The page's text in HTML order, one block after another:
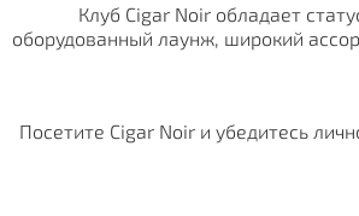
Клуб Cigar Noir обладает
оборудованный лаунж, широкий
Посетите Cigar Noir и убедитесь